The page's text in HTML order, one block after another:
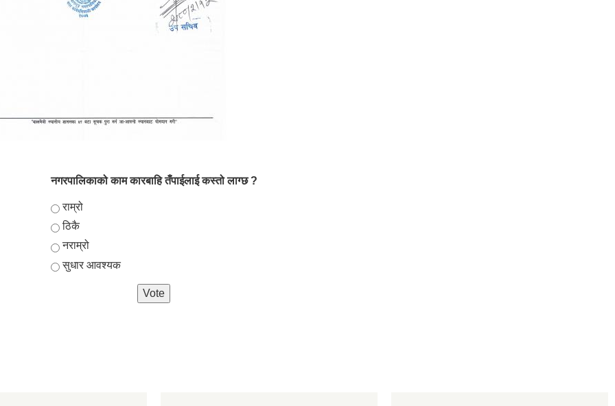
नगरपालिकाको काम कारबाहि तँपाईलाई कस्तो लाग्छ ?
Choices
राम्रो
ठिकै
नराम्रो
सुधार आवश्यक